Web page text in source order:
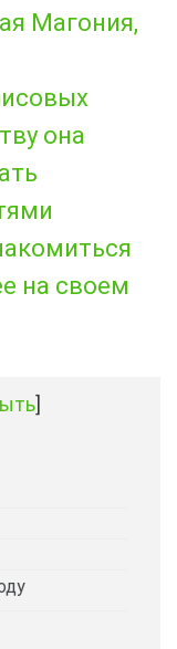
Магония,
она
на своем
]